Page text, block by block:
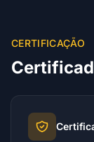
CERTIFICAÇÃO